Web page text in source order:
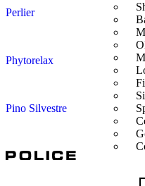
Perlier
Phytorelax
Pino Silvestre